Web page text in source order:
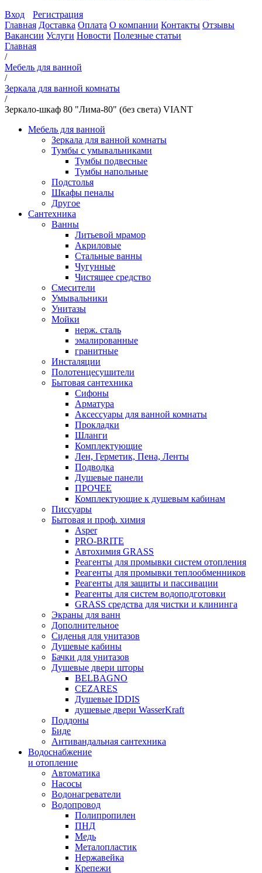
Вход
Регистрация
Главная Доставка Оплата О компании Контакты Отзывы
Вакансии Услуги Новости Полезные статьи
Главная
/
Мебель для ванной
/
Зеркала для ванной комнаты
/
Зеркало-шкаф 80 "Лима-80" (без света) VIANT
Мебель для ванной
Зеркала для ванной комнаты
Тумбы с умывальниками
Тумбы подвесные
Тумбы напольные
Подстолья
Шкафы пеналы
Другое
Сантехника
Ванны
Литьевой мрамор
Акриловые
Стальные ванны
Чугунные
Чистящее средство
Смесители
Умывальники
Унитазы
Мойки
нерж. сталь
эмалированные
гранитные
Инсталяции
Полотенцесушители
Бытовая сантехника
Сифоны
Арматура
Аксессуары для ванной комнаты
Прокладки
Шланги
Комплектующие
Лен, Герметик, Пена, Ленты
Подводка
Душевые панели
ПРОЧЕЕ
Комплектующие к душевым кабинам
Писсуары
Бытовая и проф. химия
Asper
PRO-BRITE
Автохимия GRASS
Реагенты для промывки систем отопления
Реагенты для промывки теплообменников
Реагенты для защиты и пассивации
Реагенты для систем водоподготовки
GRASS средства для чистки и клининга
Экраны для ванн
Дополнительное
Сиденья для унитазов
Душевые кабины
Бачки для унитазов
Душевые двери шторы
BELBAGNO
CEZARES
Душевые IDDIS
душевые двери WasserKraft
Поддоны
Биде
Антивандальная сантехника
Водоснабжение
и отопление
Автоматика
Насосы
Водонагреватели
Водопровод
Полипропилен
ПНД
Медь
Металопластик
Нержавейка
Крепежи